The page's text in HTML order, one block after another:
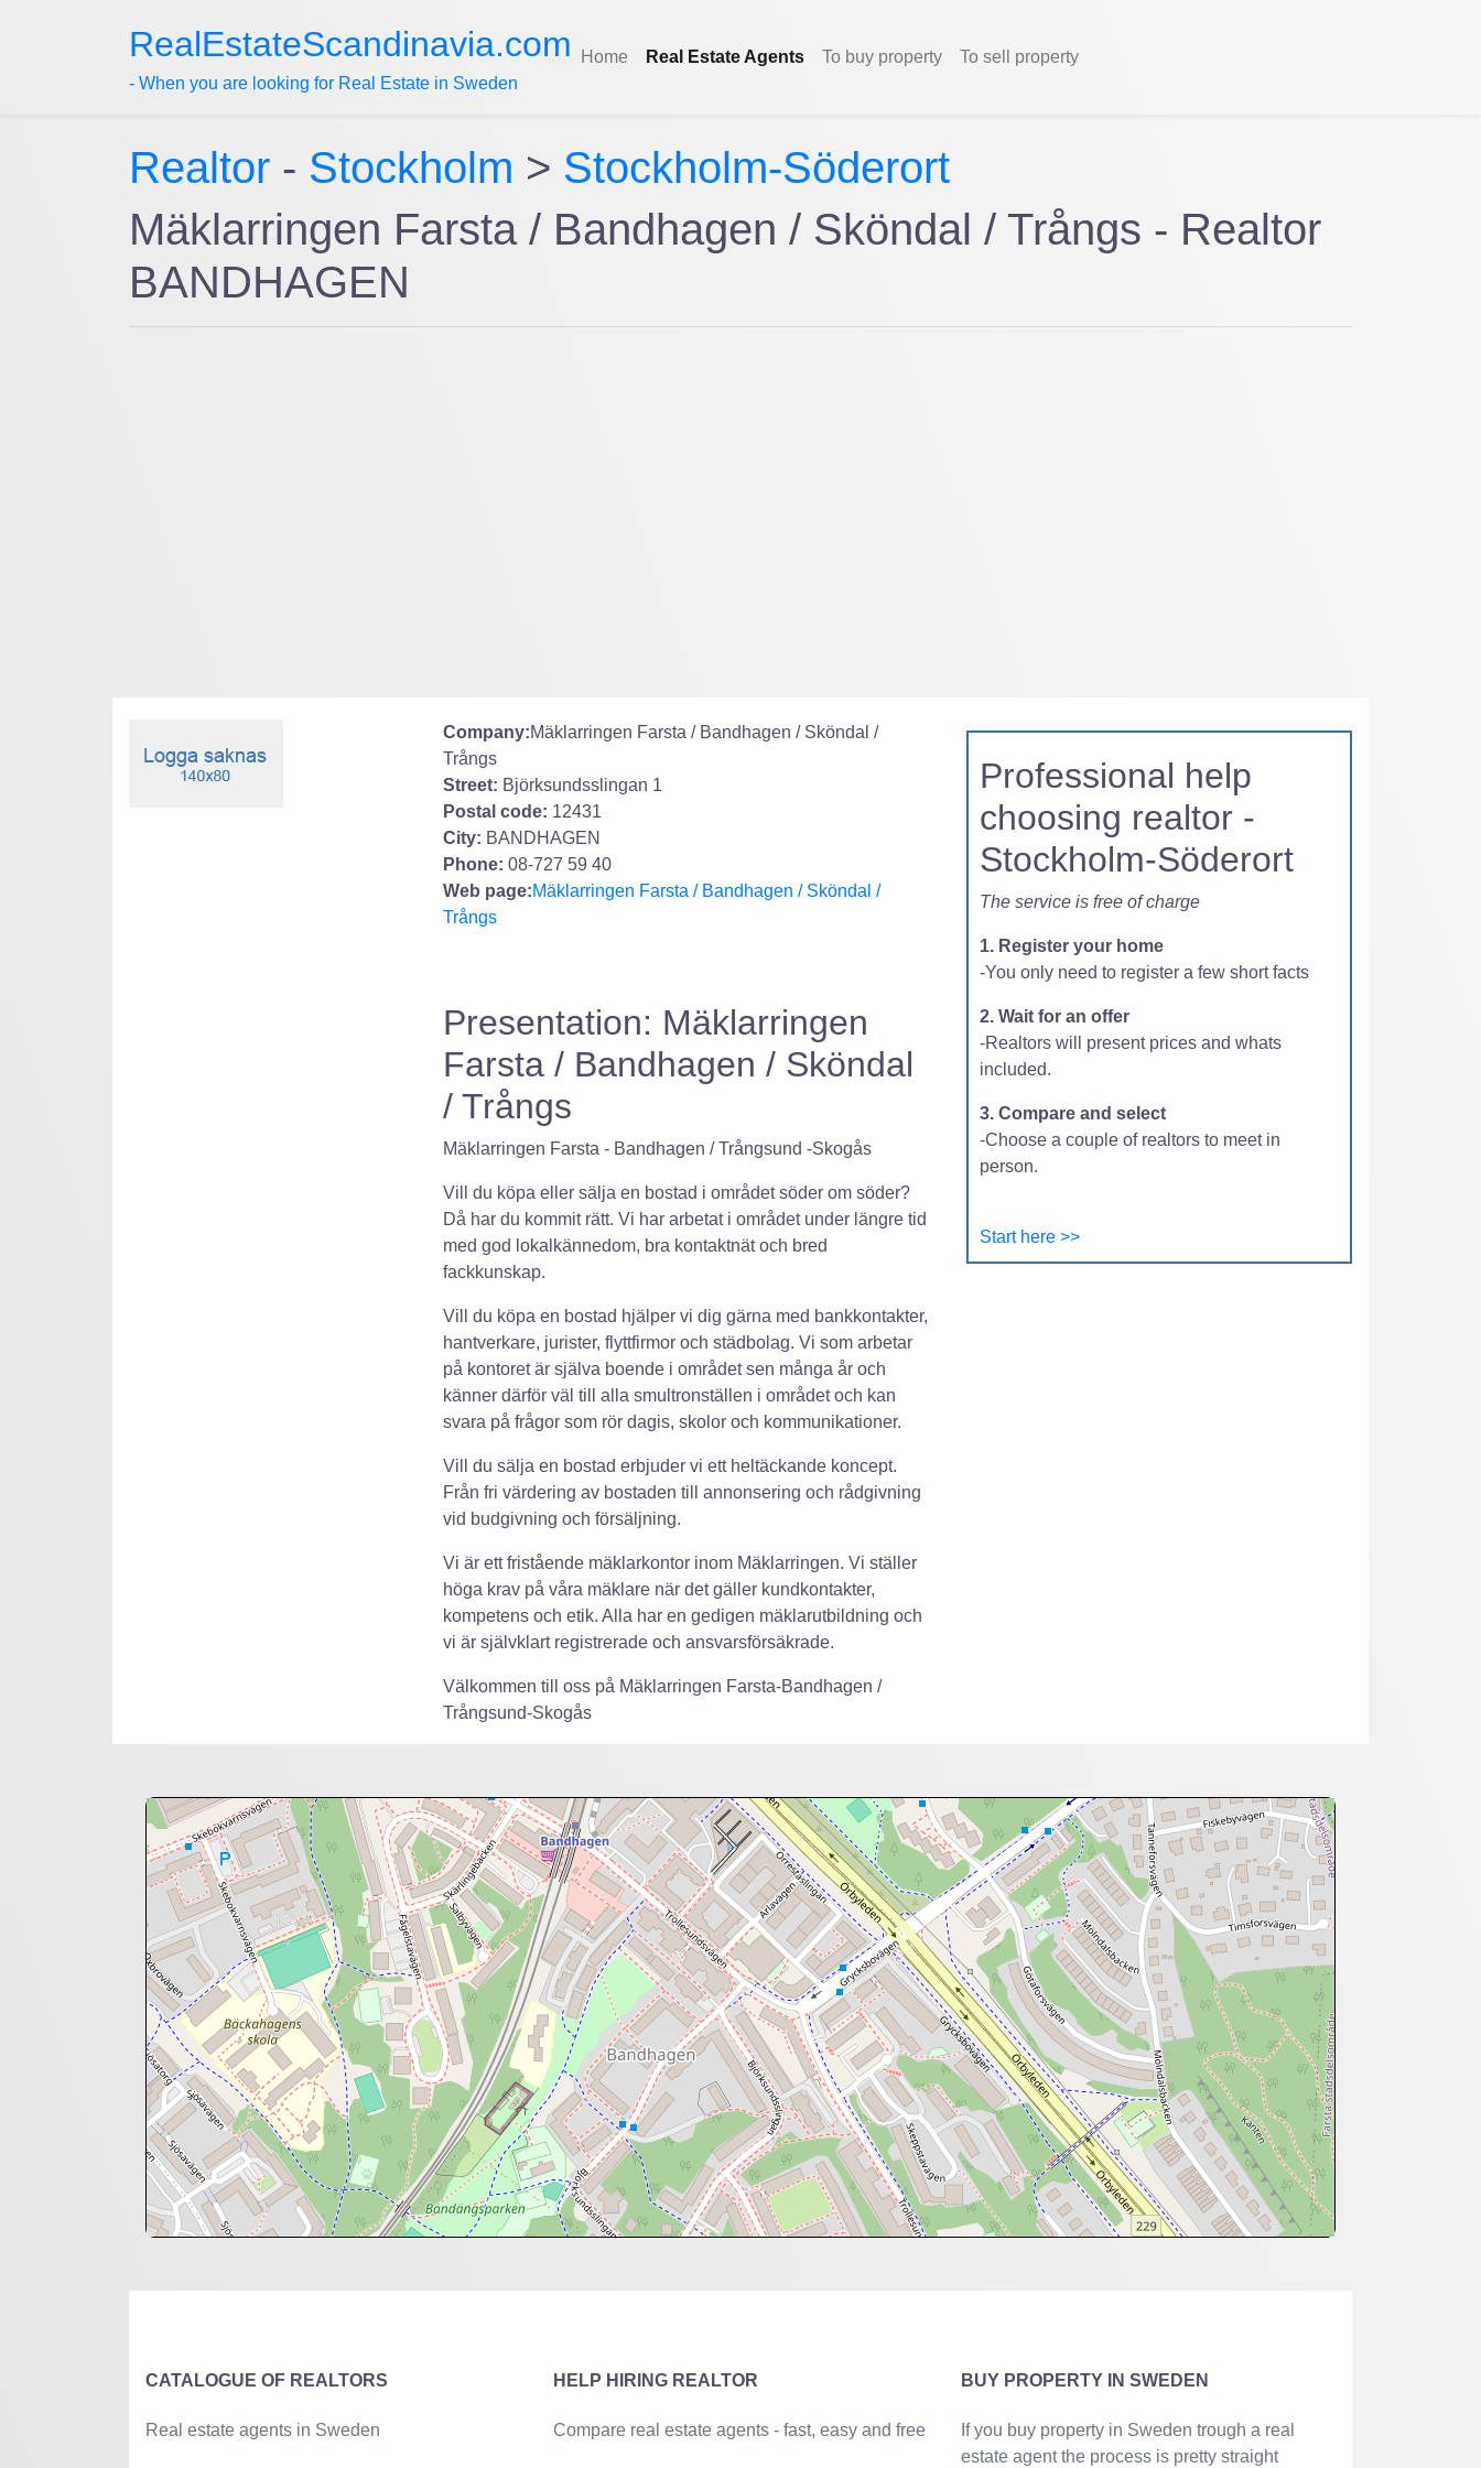
RealEstateScandinavia.com
- When you are looking for Real Estate in Sweden
Home Real Estate Agents To buy property To sell property
Realtor - Stockholm > Stockholm-Söderort
Mäklarringen Farsta / Bandhagen / Sköndal / Trångs - Realtor
BANDHAGEN
Company:Mäklarringen Farsta / Bandhagen / Sköndal /
Trångs
Street: Björksundsslingan 1
Postal code: 12431
City: BANDHAGEN
Phone: 08-727 59 40
Web page:Mäklarringen Farsta / Bandhagen / Sköndal /
Trångs
Presentation: Mäklarringen
Farsta / Bandhagen / Sköndal
/ Trångs
Mäklarringen Farsta - Bandhagen / Trångsund -Skogås
Vill du köpa eller sälja en bostad i området söder om söder?
Då har du kommit rätt. Vi har arbetat i området under längre tid
med god lokalkännedom, bra kontaktnät och bred
fackkunskap.
Vill du köpa en bostad hjälper vi dig gärna med bankkontakter,
hantverkare, jurister, flyttfirmor och städbolag. Vi som arbetar
på kontoret är själva boende i området sen många år och
känner därför väl till alla smultronställen i området och kan
svara på frågor som rör dagis, skolor och kommunikationer.
Vill du sälja en bostad erbjuder vi ett heltäckande koncept.
Från fri värdering av bostaden till annonsering och rådgivning
vid budgivning och försäljning.
Vi är ett fristående mäklarkontor inom Mäklarringen. Vi ställer
höga krav på våra mäklare när det gäller kundkontakter,
kompetens och etik. Alla har en gedigen mäklarutbildning och
vi är självklart registrerade och ansvarsförsäkrade.
Välkommen till oss på Mäklarringen Farsta-Bandhagen /
Trångsund-Skogås
Professional help
choosing realtor -
Stockholm-Söderort
The service is free of charge
1. Register your home
-You only need to register a few short facts
2. Wait for an offer
-Realtors will present prices and whats
included.
3. Compare and select
-Choose a couple of realtors to meet in
person.
Start here >>
CATALOGUE OF REALTORS
Real estate agents in Sweden
HELP HIRING REALTOR
Compare real estate agents - fast, easy and free
BUY PROPERTY IN SWEDEN
If you buy property in Sweden trough a real
estate agent the process is pretty straight